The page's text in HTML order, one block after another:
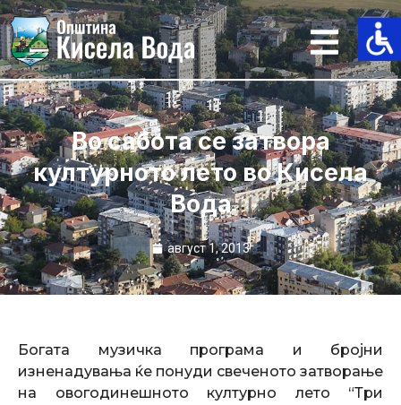
Skip
to
content
Во сабота се затвора
културното лето во Кисела
Вода
август 1, 2013
Богата музичка програма и бројни
изненадувања ќе понуди свеченото затворање
на овогодинешното културно лето “Три